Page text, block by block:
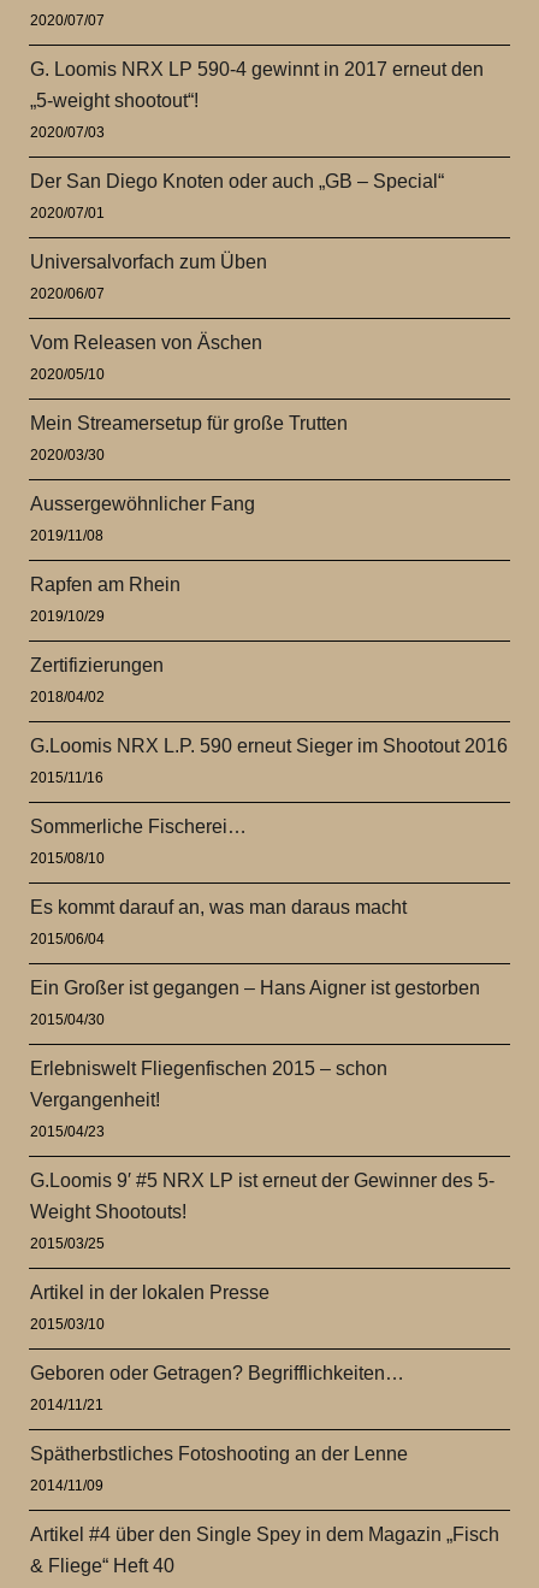
2020/07/07
G. Loomis NRX LP 590-4 gewinnt in 2017 erneut den
„5-weight shootout“!
2020/07/03
Der San Diego Knoten oder auch „GB – Special“
2020/07/01
Universalvorfach zum Üben
2020/06/07
Vom Releasen von Äschen
2020/05/10
Mein Streamersetup für große Trutten
2020/03/30
Aussergewöhnlicher Fang
2019/11/08
Rapfen am Rhein
2019/10/29
Zertifizierungen
2018/04/02
G.Loomis NRX L.P. 590 erneut Sieger im Shootout 2016
2015/11/16
Sommerliche Fischerei…
2015/08/10
Es kommt darauf an, was man daraus macht
2015/06/04
Ein Großer ist gegangen – Hans Aigner ist gestorben
2015/04/30
Erlebniswelt Fliegenfischen 2015 – schon
Vergangenheit!
2015/04/23
G.Loomis 9′ #5 NRX LP ist erneut der Gewinner des 5-
Weight Shootouts!
2015/03/25
Artikel in der lokalen Presse
2015/03/10
Geboren oder Getragen? Begrifflichkeiten…
2014/11/21
Spätherbstliches Fotoshooting an der Lenne
2014/11/09
Artikel #4 über den Single Spey in dem Magazin „Fisch
& Fliege“ Heft 40